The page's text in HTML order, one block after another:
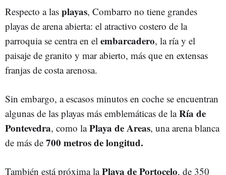
Respecto a las playas, Combarro no tiene grandes
playas de arena abierta: el atractivo costero de la
parroquia se centra en el embarcadero, la ría y el
paisaje de granito y mar abierto, más que en extensas
franjas de costa arenosa.
Sin embargo, a escasos minutos en coche se encuentran
algunas de las playas más emblemáticas de laRía de
Pontevedra, como laPlaya de Areas, una arena blanca
de más de 700 metros de longitud.
También está próxima laPlaya de Portocelo, de 350